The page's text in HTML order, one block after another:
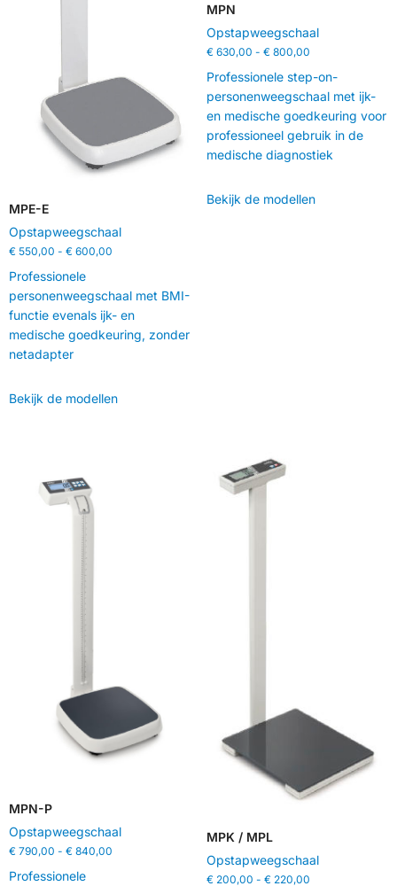
MPE-E
Opstapweegschaal
€ 550,00 - € 600,00
Professionele
personenweegschaal met BMI-
functie evenals ijk- en
medische goedkeuring, zonder
netadapter
Bekijk de modellen
MPN
Opstapweegschaal
€630,00 - €800,00
Professionele step-on-
personenweegschaal met ijk-
en medische goedkeuring voor
professioneel gebruik in de
medische diagnostiek
Bekijk de modellen
MPN-P
Opstapweegschaal
€ 790,00 - € 840,00
Professionele
MPK / MPL
Opstapweegschaal
€200,00 - €220,00